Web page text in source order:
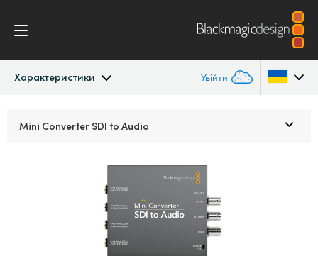
Характеристики Увійти
Mini Converter SDI to Audio